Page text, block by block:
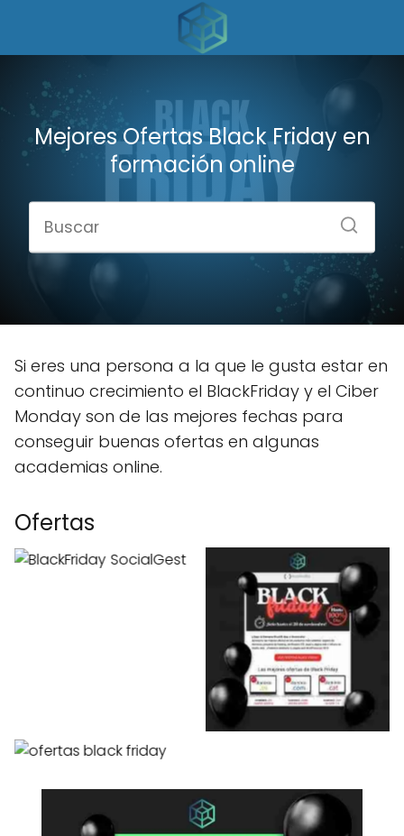
Mejores Ofertas Black Friday en
formación online
Si eres una persona a la que le gusta estar en
continuo crecimiento el BlackFriday y el Ciber
Monday son de las mejores fechas para
conseguir buenas ofertas en algunas
academias online.
Ofertas
Sin leyenda
Sin leyenda
Sin leyenda